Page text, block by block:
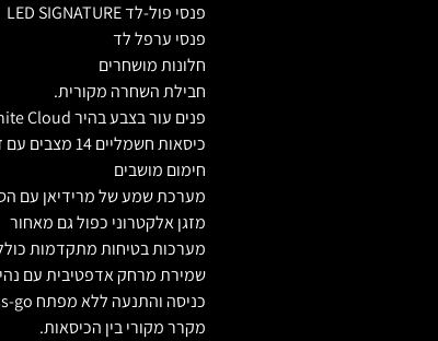
פנסי פול-לד LED SIGNATURE
פנסי ערפל לד
חלונות מושחרים
חבילת השחרה מקורית.
פנים עור בצבע בהיר White Cloud.
כיסאות חשמליים 14 מצבים עם זכרונות
חימום מושבים
מערכת שמע של מרידיאן עם הספק 700
מזגן אלקטרוני כפול גם מאחור
מערכות בטיחות מתקדמות
שמירת מרחק אדפטיבית עם
כניסה והתנעה ללא מפתח keyless-go
מקרר מקורי בין הכיסאות.